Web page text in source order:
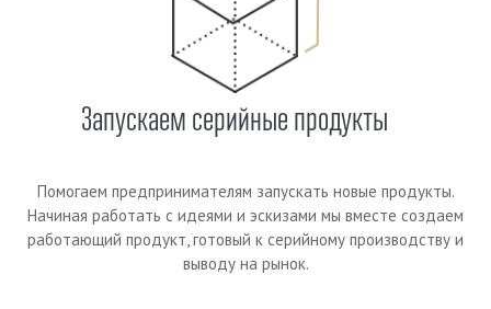
Запускаем серийные продукты
Помогаем предпринимателям запускать новые продукты.
Начиная работать с идеями и эскизами мы вместе создаем
работающий продукт, готовый к серийному производству и
выводу на рынок.